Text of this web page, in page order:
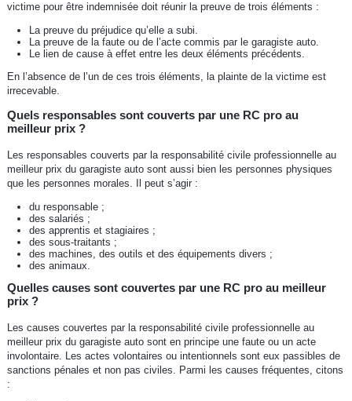
victime pour être indemnisée doit réunir la preuve de trois éléments :
La preuve du préjudice qu’elle a subi.
La preuve de la faute ou de l’acte commis par le garagiste auto.
Le lien de cause à effet entre les deux éléments précédents.
En l’absence de l’un de ces trois éléments, la plainte de la victime est
irrecevable.
Quels responsables sont couverts par une RC pro au
meilleur prix ?
Les responsables couverts par la responsabilité civile professionnelle au
meilleur prix du garagiste auto sont aussi bien les personnes physiques
que les personnes morales. Il peut s’agir :
du responsable ;
des salariés ;
des apprentis et stagiaires ;
des sous-traitants ;
des machines, des outils et des équipements divers ;
des animaux.
Quelles causes sont couvertes par une RC pro au meilleur
prix ?
Les causes couvertes par la responsabilité civile professionnelle au
meilleur prix du garagiste auto sont en principe une faute ou un acte
involontaire. Les actes volontaires ou intentionnels sont eux passibles de
sanctions pénales et non pas civiles. Parmi les causes fréquentes, citons
: